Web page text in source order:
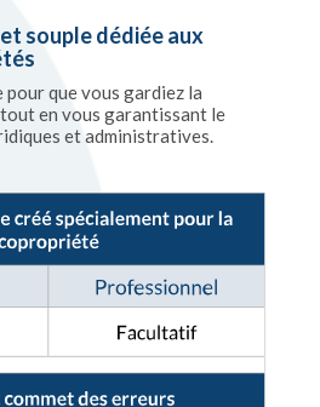
souple dédiée aux
que vous gardiez la
en vous garantissant le
et administratives.